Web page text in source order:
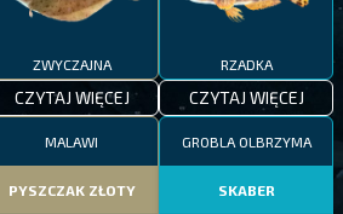
ZWYCZAJNA
CZYTAJ WIĘCEJ
RZADKA
CZYTAJ WIĘCEJ
MALAWI
PYSZCZAK ZŁOTY
GROBLA OLBRZYMA
SKABER